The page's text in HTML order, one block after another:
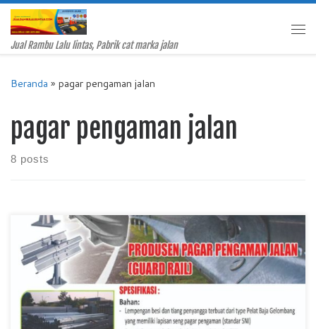
Skip to content
Jual Rambu Lalu lintas, Pabrik cat marka jalan
Beranda » pagar pengaman jalan
pagar pengaman jalan
8 posts
Pabrik Guardrail Jalan, Harga Guardrail Jalan, Jual Guardrail
Jalan Murah, Harga Guardrail Jalan Murah, Guardrail Jalan
Murah